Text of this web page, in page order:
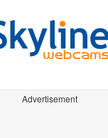
Advertisement